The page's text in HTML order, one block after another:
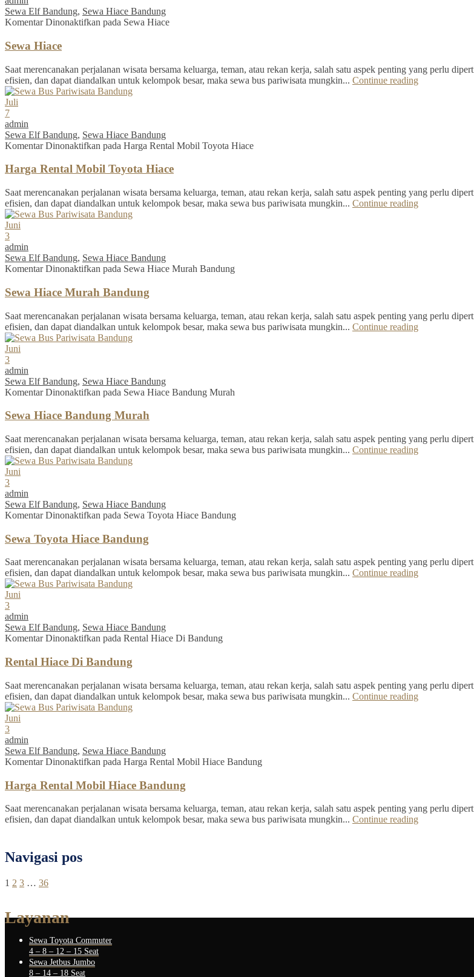
Sewa Elf Bandung, Sewa Hiace Bandung
Komentar Dinonaktifkan pada Sewa Hiace
Sewa Hiace
Saat merencanakan perjalanan wisata bersama keluarga, teman, atau rekan kerja, salah satu aspek penting yang perlu
efisien, dan dapat diandalkan untuk kelompok besar, maka sewa bus pariwisata mungkin... Continue reading
Juli
7
admin
Sewa Elf Bandung, Sewa Hiace Bandung
Komentar Dinonaktifkan pada Harga Rental Mobil Toyota Hiace
Harga Rental Mobil Toyota Hiace
Saat merencanakan perjalanan wisata bersama keluarga, teman, atau rekan kerja, salah satu aspek penting yang perlu
efisien, dan dapat diandalkan untuk kelompok besar, maka sewa bus pariwisata mungkin... Continue reading
Juni
3
admin
Sewa Elf Bandung, Sewa Hiace Bandung
Komentar Dinonaktifkan pada Sewa Hiace Murah Bandung
Sewa Hiace Murah Bandung
Saat merencanakan perjalanan wisata bersama keluarga, teman, atau rekan kerja, salah satu aspek penting yang perlu
efisien, dan dapat diandalkan untuk kelompok besar, maka sewa bus pariwisata mungkin... Continue reading
Juni
3
admin
Sewa Elf Bandung, Sewa Hiace Bandung
Komentar Dinonaktifkan pada Sewa Hiace Bandung Murah
Sewa Hiace Bandung Murah
Saat merencanakan perjalanan wisata bersama keluarga, teman, atau rekan kerja, salah satu aspek penting yang perlu
efisien, dan dapat diandalkan untuk kelompok besar, maka sewa bus pariwisata mungkin... Continue reading
Juni
3
admin
Sewa Elf Bandung, Sewa Hiace Bandung
Komentar Dinonaktifkan pada Sewa Toyota Hiace Bandung
Sewa Toyota Hiace Bandung
Saat merencanakan perjalanan wisata bersama keluarga, teman, atau rekan kerja, salah satu aspek penting yang perlu
efisien, dan dapat diandalkan untuk kelompok besar, maka sewa bus pariwisata mungkin... Continue reading
Juni
3
admin
Sewa Elf Bandung, Sewa Hiace Bandung
Komentar Dinonaktifkan pada Rental Hiace Di Bandung
Rental Hiace Di Bandung
Saat merencanakan perjalanan wisata bersama keluarga, teman, atau rekan kerja, salah satu aspek penting yang perlu
efisien, dan dapat diandalkan untuk kelompok besar, maka sewa bus pariwisata mungkin... Continue reading
Juni
3
admin
Sewa Elf Bandung, Sewa Hiace Bandung
Komentar Dinonaktifkan pada Harga Rental Mobil Hiace Bandung
Harga Rental Mobil Hiace Bandung
Saat merencanakan perjalanan wisata bersama keluarga, teman, atau rekan kerja, salah satu aspek penting yang perlu
efisien, dan dapat diandalkan untuk kelompok besar, maka sewa bus pariwisata mungkin... Continue reading
Navigasi pos
1 2 3 … 36
Layanan
Sewa Toyota Commuter
4 – 8 – 12 – 15 Seat
Sewa Jetbus Jumbo
8 – 14 – 18 Seat